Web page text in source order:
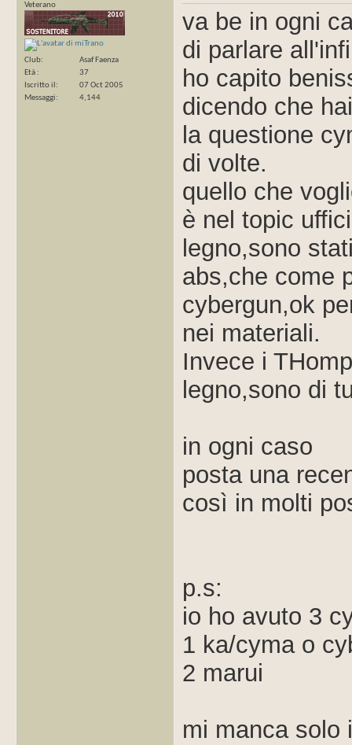
Veterano
Club
Asaf Faenza
Età
37
Iscritto il
07 Oct 2005
Messaggi
4,144
va be in ogni
di parlare
ho capito
dicendo che
la questione
di volte.
quello che
è nel topic
legno,sono
abs,che come
cybergun,ok
nei materiali.
Invece i
legno,sono di
in ogni caso
posta una
così in molti
p.s:
io ho avuto 3
1 ka/cyma o
2 marui
mi manca solo